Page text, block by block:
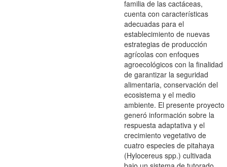
familia de las cactáceas,
cuenta con características
adecuadas para el
establecimiento de nuevas
estrategias de producción
agrícolas con enfoques
agroecológicos con la finalidad
de garantizar la seguridad
alimentaria, conservación del
ecosistema y el medio
ambiente. El presente proyecto
generó información sobre la
respuesta adaptativa y el
crecimiento vegetativo de
cuatro especies de pitahaya
(Hylocereus spp.) cultivada